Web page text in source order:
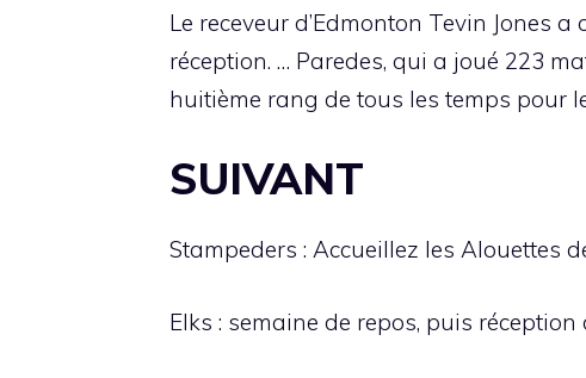
Le receveur d’Edmonton Tevin Jones
réception. … Paredes, qui a joué 223
huitième rang de tous les temps pour
SUIVANT
Stampeders : Accueillez les Alouettes
Elks : semaine de repos, puis